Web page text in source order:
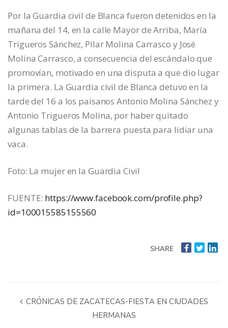
Por la Guardia civil de Blanca fueron detenidos en la
mañana del 14, en la calle Mayor de Arriba, María
Trigueros Sánchez, Pilar Molina Carrasco y José
Molina Carrasco, a consecuencia del escándalo que
promovían, motivado en una disputa a que dio lugar
la primera. La Guardia civil de Blanca detuvo en la
tarde del 16 a los paisanos Antonio Molina Sánchez y
Antonio Trigueros Molina, por haber quitado
algunas tablas de la barrera puesta para lidiar una
vaca.
Foto: La mujer en la Guardia Civil
FUENTE: https://www.facebook.com/profile.php?
id=100015585155560
SHARE
CRÓNICAS DE ZACATECAS-FIESTA EN CIUDADES
HERMANAS